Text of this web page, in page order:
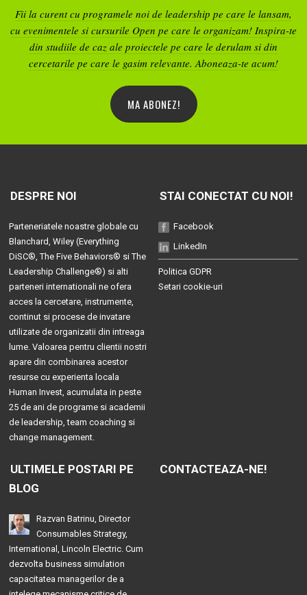
Fii la curent cu programele noi de leadership pe care le lansam,
cu evenimentele si cursurile Open pe care le organizam! Inspira-te
din studiile de caz ale proiectele pe care le derulam si din
cercetarile pe care le gasim relevante. Aboneaza-te acum!
MA ABONEZ!
DESPRE NOI
Parteneriatele noastre globale cu
Blanchard, Wiley (Everything
DiSC®,The Five Behaviors® siThe
Leadership Challenge®) si alti
parteneri internationali ne ofera
acces la cercetare, instrumente,
continut si procese de invatare
utilizate de organizatii din intreaga
lume. Valoarea pentru clientii nostri
apare din combinarea acestor
resurse cu experienta locala
Human Invest, acumulata in peste
25 de ani de programe si academii
de leadership, team coaching si
change management.
STAI CONECTAT CU NOI!
Facebook
LinkedIn
Politica GDPR
Setari cookie-uri
ULTIMELE POSTARI PE
BLOG
Razvan Batrinu, Director
Consumables Strategy,
International, Lincoln Electric. Cum
dezvolta business simulation
capacitatea managerilor de a
CONTACTEAZA-NE!